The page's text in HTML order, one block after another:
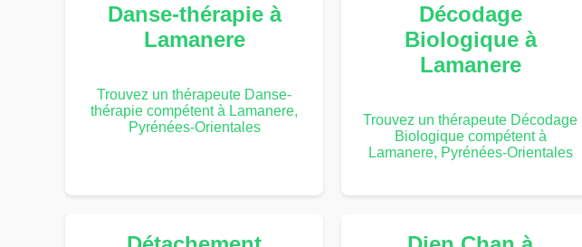
Danse-thérapie à
Lamanere
Trouvez un thérapeute Danse-
thérapie compétent à Lamanere,
Pyrénées-Orientales
Décodage
Biologique à
Lamanere
Trouvez un thérapeute Décodage
Biologique compétent à
Lamanere, Pyrénées-Orientales